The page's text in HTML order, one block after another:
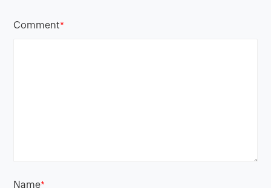
Comment*
Name*